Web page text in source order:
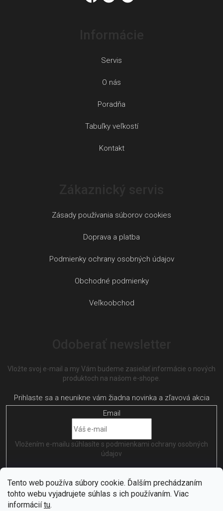
Tento web používa súbory cookie. Ďalším prechádzaním
tohto webu vyjadrujete súhlas s ich používaním. Viac
informáciítu.
Servis
O nás
Poradňa
Tabuľky veľkostí
Kontakt
Zásady používania súborov cookies
Doprava a platba
Podmienky ochrany osobných údajov
Obchodné podmienky
Veľkoobchod
Vložte svoj e-mail a my Vám budeme zasielať informácie o nových
produktoch na našom e-shope.
Email
Vložením e-mailu súhlasíte s podmienkami ochrany osobných
údajov
PRIHLÁSIŤ SA